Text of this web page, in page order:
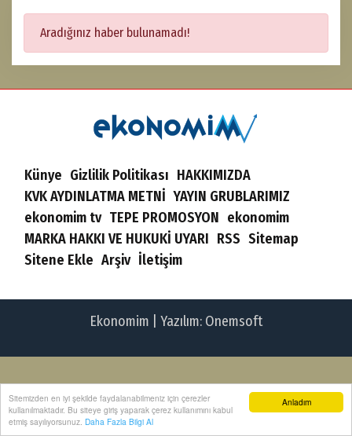
Anladım
Sitemizden en iyi şekilde faydalanabilmeniz için çerezler
kullanılmaktadır. Bu siteye giriş yaparak çerez kullanımını kabul
etmiş sayılıyorsunuz. Daha Fazla Bilgi Al
Aradığınız haber bulunamadı!
Künye Gizlilik Politikası HAKKIMIZDA
KVK AYDINLATMA METNİ YAYIN GRUBLARIMIZ
ekonomim tv TEPE PROMOSYON ekonomim
MARKA HAKKI VE HUKUKİ UYARI RSS Sitemap
Sitene Ekle Arşiv İletişim
Ekonomim | Yazılım: Onemsoft